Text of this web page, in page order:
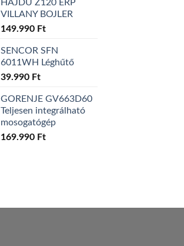
HAJDU Z120 ERP
VILLANY BOJLER
149.990 Ft
SENCOR SFN
6011WH Léghűtő
39.990 Ft
GORENJE GV663D60
Teljesen integrálható
mosogatógép
169.990 Ft